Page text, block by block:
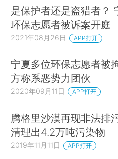
是保护者还是盗猎者？
环保志愿者被诉案开庭
2021年08月26日 APP打开
宁夏多位环保志愿者被
方称系恶势力团伙
2020年09月11日 APP打开
腾格里沙漠再现非法排
清理出4.2万吨污染物
2019年11月11日 APP打开